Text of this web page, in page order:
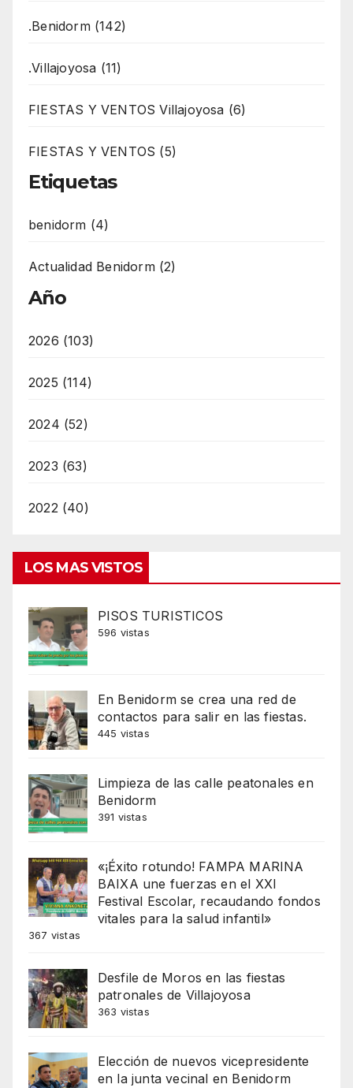
.Benidorm (142)
.Villajoyosa (11)
FIESTAS Y VENTOS Villajoyosa (6)
FIESTAS Y VENTOS (5)
Etiquetas
benidorm (4)
Actualidad Benidorm (2)
Año
2026 (103)
2025 (114)
2024 (52)
2023 (63)
2022 (40)
LOS MAS VISTOS
PISOS TURISTICOS
596 vistas
En Benidorm se crea una red de
contactos para salir en las fiestas.
445 vistas
Limpieza de las calle peatonales en
Benidorm
391 vistas
«¡Éxito rotundo! FAMPA MARINA
BAIXA une fuerzas en el XXI
Festival Escolar, recaudando fondos
vitales para la salud infantil»
367 vistas
Desfile de Moros en las fiestas
patronales de Villajoyosa
363 vistas
Elección de nuevos vicepresidente
en la junta vecinal en Benidorm